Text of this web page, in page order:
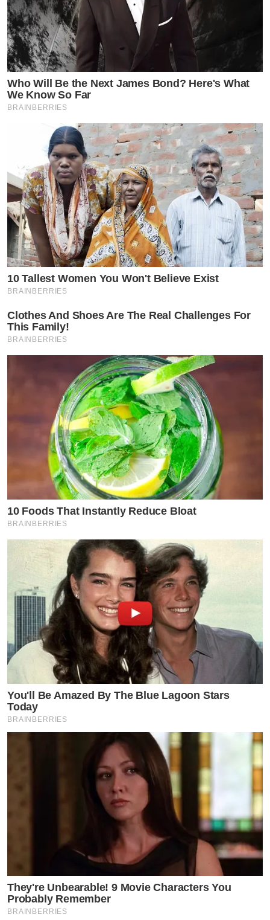
Who Will Be the Next James Bond? Here's What
We Know So Far
BRAINBERRIES
10 Tallest Women You Won't Believe Exist
BRAINBERRIES
Clothes And Shoes Are The Real Challenges For
This Family!
BRAINBERRIES
10 Foods That Instantly Reduce Bloat
BRAINBERRIES
You'll Be Amazed By The Blue Lagoon Stars
Today
BRAINBERRIES
They're Unbearable! 9 Movie Characters You
Probably Remember
BRAINBERRIES